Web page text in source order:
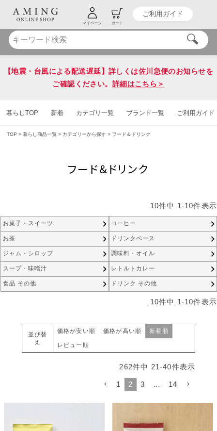
マイページ カート
ご利用ガイド
HOT KEY WORD #炭八 #送料無料
【地震・台風による配送遅延】詳しくは佐川急便のお知らせを
ご確認ください。 詳細はこちら＞
暮らしTOP 新着 カテゴリ一覧 ブランド一覧 ご利用ガイド
TOP 暮らし商品一覧 カテゴリーから探す フード＆ドリンク
フード＆ドリンク
10件中 1 -10件表示
お菓子・スイーツ コーヒー
お茶 ドリンクベース
ジャム・シロップ 調味料・オイル
スープ・味噌汁 レトルトカレー
食品 その他 ドリンク その他
10件中 1 -10件表示
並び替
え
価格が安い順 価格が高い順 新着順
レビュー順
262件中 21 -40件表示
1 2 3 … 14